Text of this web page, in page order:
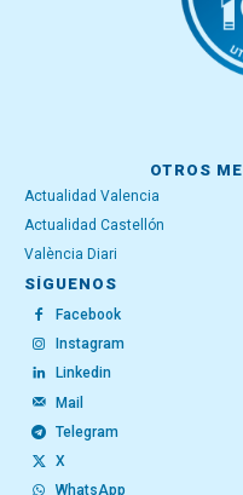
OTROS
Actualidad Valencia
Actualidad Castellón
València Diari
SÍGUENOS
Facebook
Instagram
Linkedin
Mail
Telegram
X
WhatsApp